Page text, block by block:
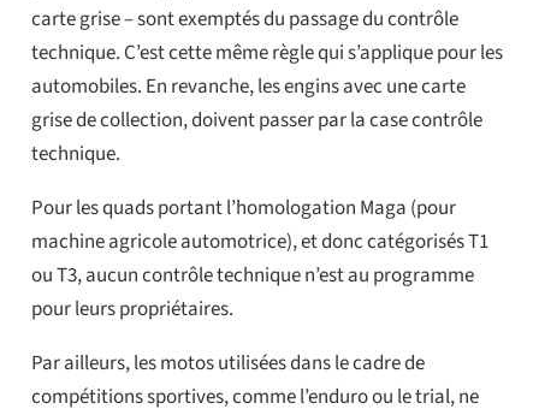
carte grise – sont exemptés du passage du contrôle
technique. C’est cette même règle qui s’applique pour les
automobiles. En revanche, les engins avec une carte
grise de collection, doivent passer par la case contrôle
technique.
Pour les quads portant l’homologation Maga (pour
machine agricole automotrice), et donc catégorisés T1
ou T3, aucun contrôle technique n’est au programme
pour leurs propriétaires.
Par ailleurs, les motos utilisées dans le cadre de
compétitions sportives, comme l’enduro ou le trial, ne